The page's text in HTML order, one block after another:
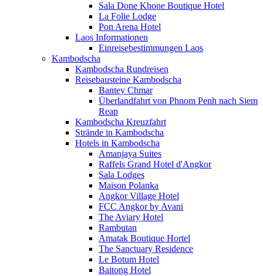
Sala Done Khone Boutique Hotel
La Folie Lodge
Pon Arena Hotel
Laos Informationen
Einreisebestimmungen Laos
Kambodscha
Kambodscha Rundreisen
Reisebausteine Kambodscha
Bantey Chmar
Überlandfahrt von Phnom Penh nach Siem
Reap
Kambodscha Kreuzfahrt
Strände in Kambodscha
Hotels in Kambodscha
Amanjaya Suites
Raffels Grand Hotel d'Angkor
Sala Lodges
Maison Polanka
Angkor Village Hotel
FCC Angkor by Avani
The Aviary Hotel
Rambutan
Amatak Boutique Hortel
The Sanctuary Residence
Le Botum Hotel
Baitong Hotel